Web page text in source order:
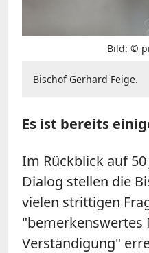
Bild: ©
Bischof Gerhard Feige.
Es ist bereits
Im Rückblick auf
Dialog stellen die
vielen strittigen
"bemerkenswertes
Verständigung"